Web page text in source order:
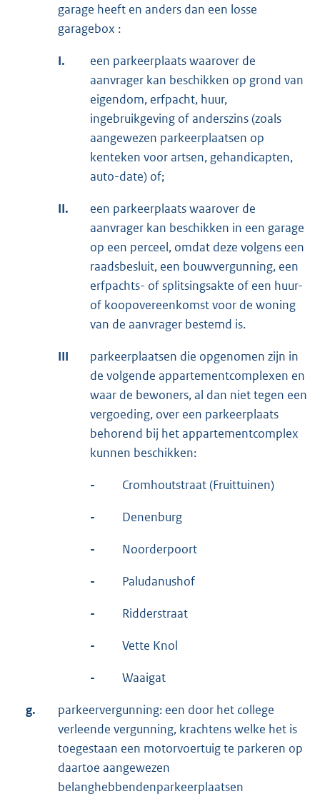
garage heeft en anders dan een losse
garagebox :
I.
een parkeerplaats waarover de
aanvrager kan beschikken op grond van
eigendom, erfpacht, huur,
ingebruikgeving of anderszins (zoals
aangewezen parkeerplaatsen op
kenteken voor artsen, gehandicapten,
auto-date) of;
II.
een parkeerplaats waarover de
aanvrager kan beschikken in een garage
op een perceel, omdat deze volgens een
raadsbesluit, een bouwvergunning, een
erfpachts- of splitsingsakte of een huur-
of koopovereenkomst voor de woning
van de aanvrager bestemd is.
III
parkeerplaatsen die opgenomen zijn in
de volgende appartementcomplexen en
waar de bewoners, al dan niet tegen een
vergoeding, over een parkeerplaats
behorend bij het appartementcomplex
kunnen beschikken:
- Cromhoutstraat (Fruittuinen)
- Denenburg
- Noorderpoort
- Paludanushof
- Ridderstraat
- Vette Knol
- Waaigat
g.
parkeervergunning: een door het college
verleende vergunning, krachtens welke het is
toegestaan een motorvoertuig te parkeren op
daartoe aangewezen
belanghebbendenparkeerplaatsen